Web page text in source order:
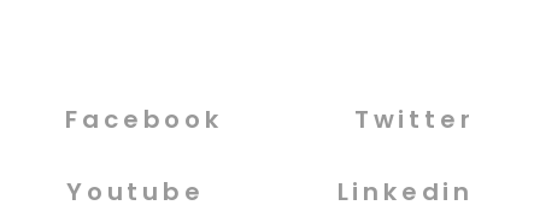
Facebook Twitter
Youtube Linkedin